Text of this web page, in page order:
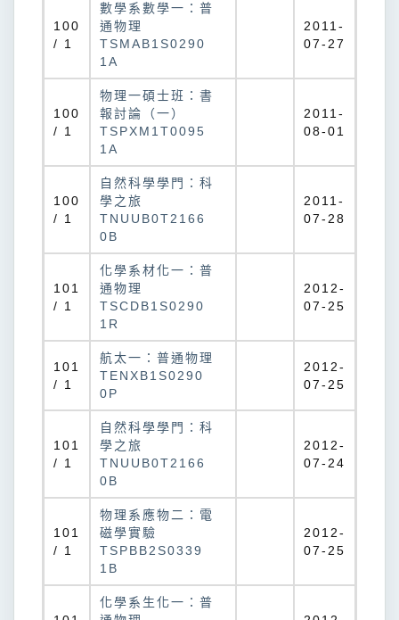
100
/ 1
數學系數學一：普
通物理
TSMAB1S0290
1A
2011-
07-27
100
/ 1
物理一碩士班：書
報討論（一）
TSPXM1T0095
1A
2011-
08-01
100
/ 1
自然科學學門：科
學之旅
TNUUB0T2166
0B
2011-
07-28
101
/ 1
化學系材化一：普
通物理
TSCDB1S0290
1R
2012-
07-25
101
/ 1
航太一：普通物理
TENXB1S0290
0P
2012-
07-25
101
/ 1
自然科學學門：科
學之旅
TNUUB0T2166
0B
2012-
07-24
101
/ 1
物理系應物二：電
磁學實驗
TSPBB2S0339
1B
2012-
07-25
化學系生化一：普